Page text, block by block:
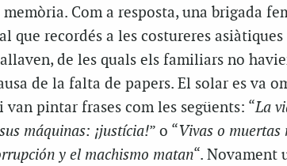
Com a resposta, una brigada
que recordés a les costureres asiàtiques
de les quals els familiars no
de la falta de papers. El solar es va
pintar frases com les següents: “La
máquinas: ¡justícia!” o “Vivas o muertas
y el machismo matan“. Novament